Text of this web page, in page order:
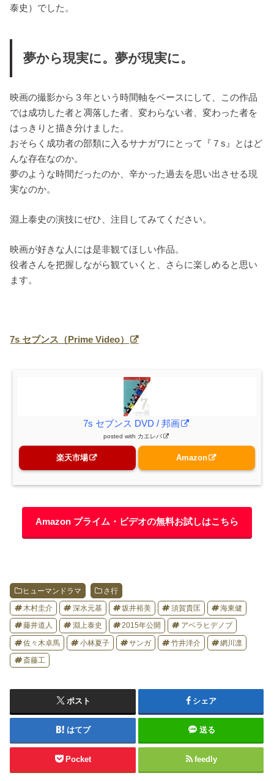
泰史）でした。
夢から現実に。夢が現実に。
映画の撮影から３年という時間軸をベースにして、この作品
では成功した者と凋落した者、変わらない者、変わった者を
はっきりと描き分けました。
おそらく成功者の部類に入るサナガワにとって『７s』とはど
んな存在なのか。
夢のような時間だったのか、辛かった過去を思い出させる現
実なのか。
淵上泰史の演技にぜひ、注目してみてください。
映画が好きな人には是非観てほしい作品。
役者さんを把握しながら観ていくと、さらに楽しめると思い
ます。
7s セブンス（Prime Video）
7s セブンス DVD / 邦画
posted with カエレバ
楽天市場 Amazon
Amazon プライム・ビデオの無料お試しはこちら
ヒューマンドラマ さ行
木村圭介 深水元基 坂井裕美 須賀貴匡 海東健
藤井道人 淵上泰史 2015年公開 アベラヒデノブ
佐々木卓馬 小林夏子 サンガ 竹井洋介 網川凛
斎藤工
ポスト シェア
はてブ 送る
Pocket feedly